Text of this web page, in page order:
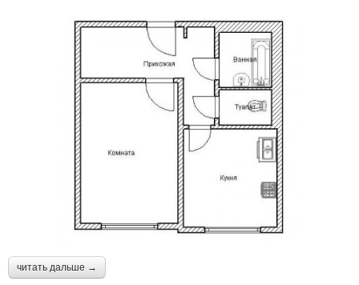
читать дальше →